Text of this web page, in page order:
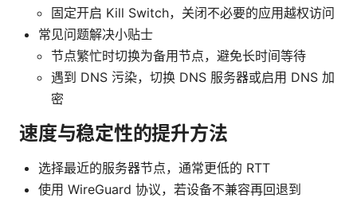
固定开启 Kill Switch，关闭不必要的应用越权访问
常见问题解决小贴士
节点繁忙时切换为备用节点，避免长时间等待
遇到 DNS 污染，切换 DNS 服务器或启用 DNS 加
密
速度与稳定性的提升方法
选择最近的服务器节点，通常更低的 RTT
使用 WireGuard 协议，若设备不兼容再回退到